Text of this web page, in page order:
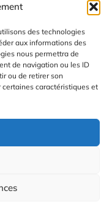
des technologies
aux informations des
nous permettra de
de navigation ou les ID
ou de retirer son
caractéristiques et
Plan du site